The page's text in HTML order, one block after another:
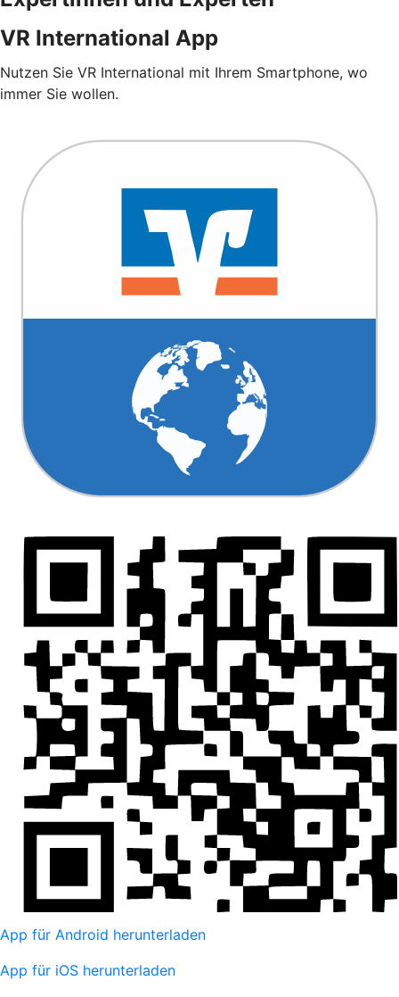
VR International App
Nutzen Sie VR International mit Ihrem Smartphone, wo
immer Sie wollen.
App für Android herunterladen
App für iOS herunterladen